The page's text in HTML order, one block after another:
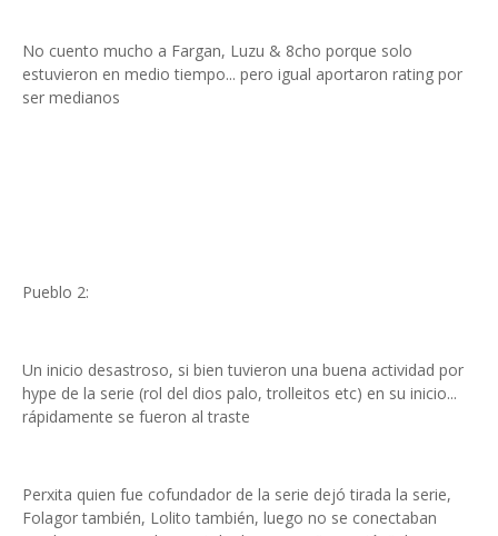
No cuento mucho a Fargan, Luzu & 8cho porque solo
estuvieron en medio tiempo... pero igual aportaron rating por
ser medianos
Pueblo 2:
Un inicio desastroso, si bien tuvieron una buena actividad por
hype de la serie (rol del dios palo, trolleitos etc) en su inicio...
rápidamente se fueron al traste
Perxita quien fue cofundador de la serie dejó tirada la serie,
Folagor también, Lolito también, luego no se conectaban